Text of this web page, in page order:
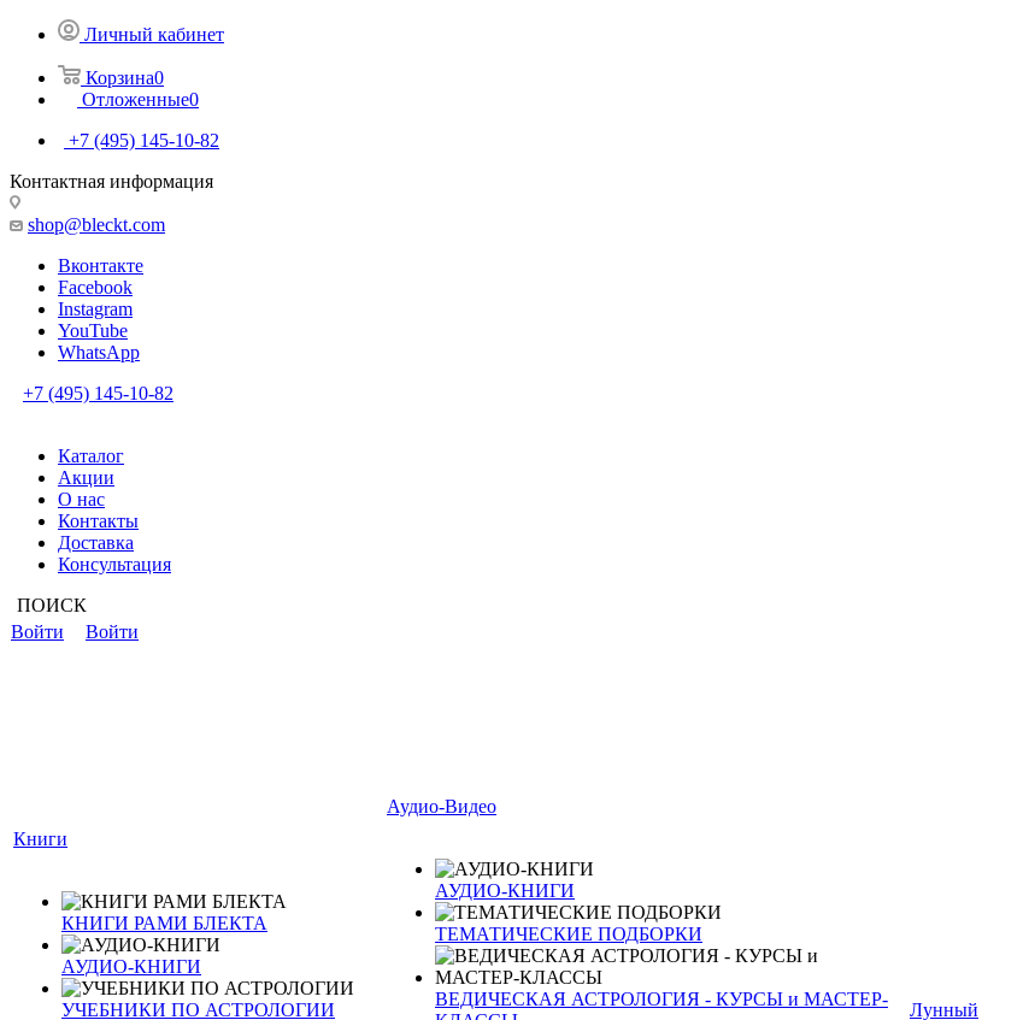
Личный кабинет
Корзина0
Отложенные0
+7 (495) 145-10-82
Контактная информация
shop@bleckt.com
Вконтакте
Facebook
Instagram
YouTube
WhatsApp
+7 (495) 145-10-82
Каталог
Акции
О нас
Контакты
Доставка
Консультация
ПОИСК
Войти
Войти
Книги
КНИГИ РАМИ БЛЕКТА
АУДИО-КНИГИ
УЧЕБНИКИ ПО АСТРОЛОГИИ
Аудио-Видео
АУДИО-КНИГИ
ТЕМАТИЧЕСКИЕ ПОДБОРКИ
ВЕДИЧЕСКАЯ АСТРОЛОГИЯ - КУРСЫ и МАСТЕР-
Лунный